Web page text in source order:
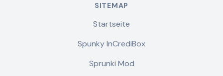
SITEMAP
Startseite
Spunky InCrediBox
Sprunki Mod